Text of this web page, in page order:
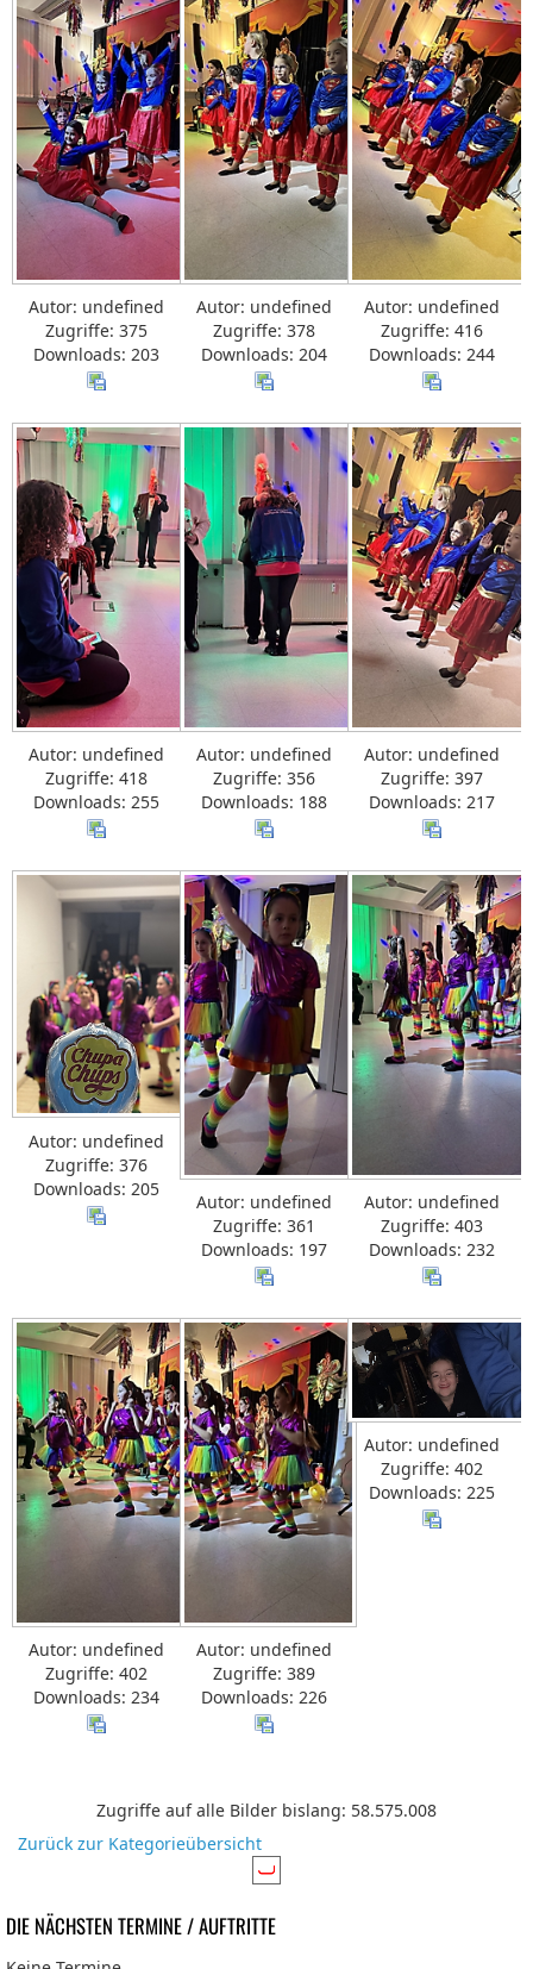
Autor: undefined
Zugriffe: 375
Downloads: 203
Autor: undefined
Zugriffe: 378
Downloads: 204
Autor: undefined
Zugriffe: 416
Downloads: 244
Autor: undefined
Zugriffe: 418
Downloads: 255
Autor: undefined
Zugriffe: 356
Downloads: 188
Autor: undefined
Zugriffe: 397
Downloads: 217
Autor: undefined
Zugriffe: 376
Downloads: 205
Autor: undefined
Zugriffe: 361
Downloads: 197
Autor: undefined
Zugriffe: 403
Downloads: 232
Autor: undefined
Zugriffe: 402
Downloads: 234
Autor: undefined
Zugriffe: 389
Downloads: 226
Autor: undefined
Zugriffe: 402
Downloads: 225
Zugriffe auf alle Bilder bislang: 58.575.008
Zurück zur Kategorieübersicht
DIE NÄCHSTEN TERMINE / AUFTRITTE